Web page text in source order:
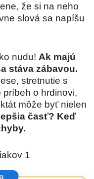
že si na neho
slová sa napíšu
nudu! Ak majú
stáva zábavou.
stretnutie s
príbeh o hrdinovi,
môže byť nielen
časť? Keď